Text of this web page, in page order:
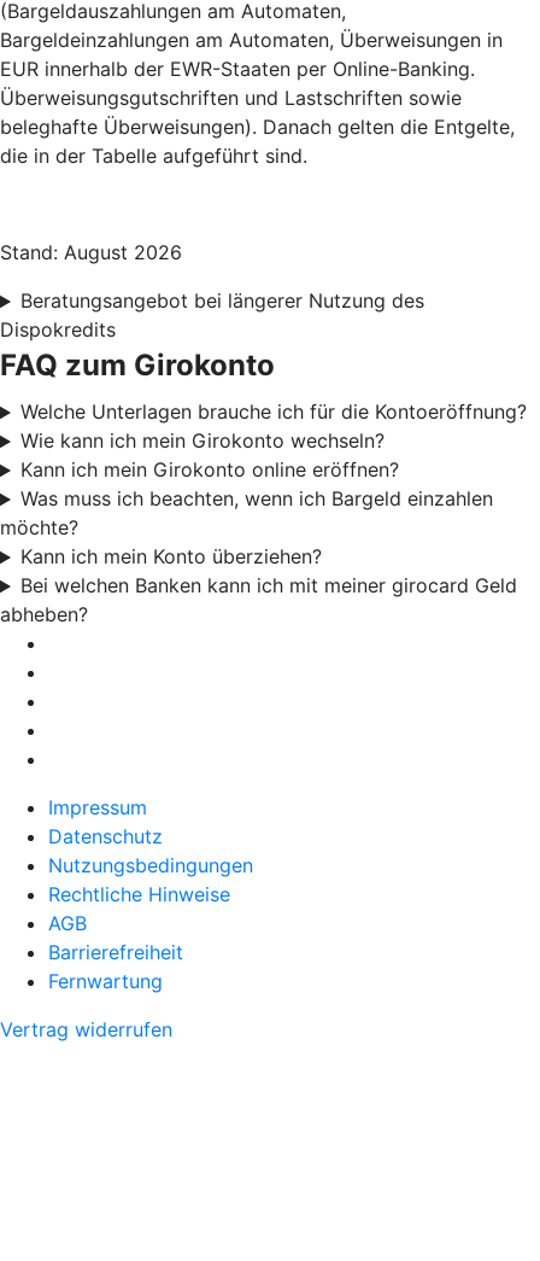
(Bargeldauszahlungen am Automaten,
Bargeldeinzahlungen am Automaten, Überweisungen in
EUR innerhalb der EWR-Staaten per Online-Banking.
Überweisungsgutschriften und Lastschriften sowie
beleghafte Überweisungen). Danach gelten die Entgelte,
die in der Tabelle aufgeführt sind.
Stand: August 2026
Beratungsangebot bei längerer Nutzung des
Dispokredits
FAQ zum Girokonto
Welche Unterlagen brauche ich für die Kontoeröffnung?
Wie kann ich mein Girokonto wechseln?
Kann ich mein Girokonto online eröffnen?
Was muss ich beachten, wenn ich Bargeld einzahlen
möchte?
Kann ich mein Konto überziehen?
Bei welchen Banken kann ich mit meiner girocard Geld
abheben?
Impressum
Datenschutz
Nutzungsbedingungen
Rechtliche Hinweise
AGB
Barrierefreiheit
Fernwartung
Vertrag widerrufen